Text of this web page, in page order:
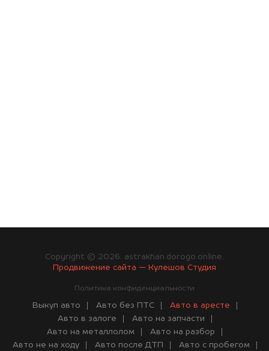
Copyright © 2026. astrakhan.dorogo.online.
Продвижение сайта — Кулешов Студия
Политика конфиденциальности
Выкуп авто Авто без ПТС
Авто в аресте
Авто в залоге
Авто на запчасти
Авто на металлолом
Авто на разбор
Авто не на ходу
Авто после ДТП Авто с пробегом